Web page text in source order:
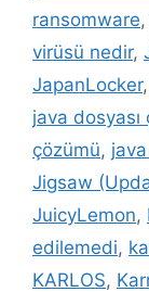
ransomware,
virüsü nedir,
JapanLocker,
java dosyası
çözümü,
Jigsaw
JuicyLemon,
edilemedi,
KARLOS,